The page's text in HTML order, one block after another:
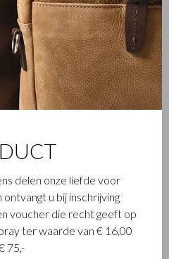
Billfold portefeuille 13
€89,00
delen onze liefde voor
u bij inschrijving
voucher die recht geeft op
ter waarde van € 16,00
75,-